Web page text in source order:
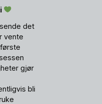
det
vente
gjør
bli